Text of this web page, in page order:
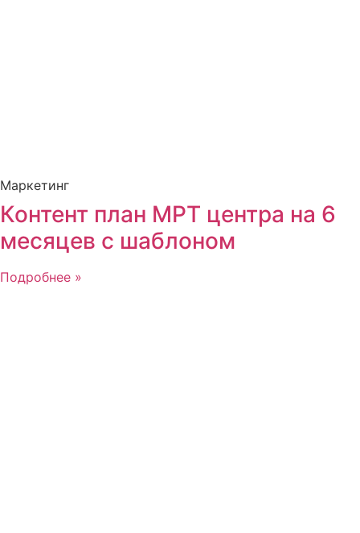
Маркетинг
Контент план МРТ центра на 6
месяцев с шаблоном
Подробнее »